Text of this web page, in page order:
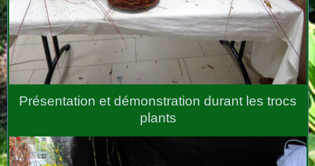
Présentation et démonstration durant les trocs
plants